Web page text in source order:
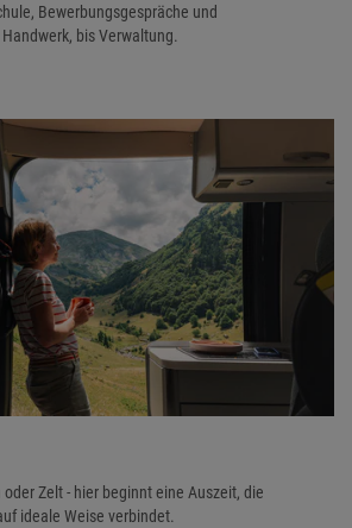
Bewerbungsgespräche und
bis Verwaltung.
Zelt - hier beginnt eine Auszeit, die
ideale Weise verbindet.